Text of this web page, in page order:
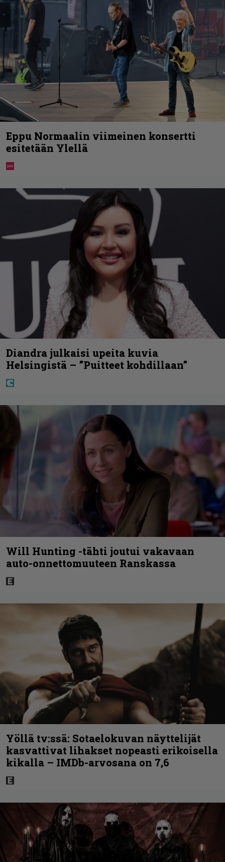
Eppu Normaalin viimeinen konsertti
esitetään Ylellä
Diandra julkaisi upeita kuvia
Helsingistä – ”Puitteet kohdillaan”
Will Hunting -tähti joutui vakavaan
auto-onnettomuuteen Ranskassa
Yöllä tv:ssä: Sotaelokuvan näyttelijät
kasvattivat lihakset nopeasti erikoisella
kikalla – IMDb-arvosana on 7,6